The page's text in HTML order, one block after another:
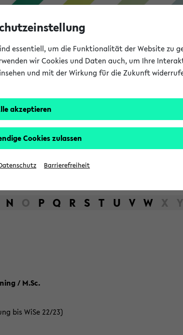
Bielefeld
N O P Q R S T U V W X Y
/ M.Sc.
bis WiSe 22/23)
essentiell, um die Funktionalität der Website zu
wir Cookies und Daten auch, um Ihre
und mit der Wirkung für die Zukunft
akzeptieren
Cookies zulassen
Barrierefreiheit